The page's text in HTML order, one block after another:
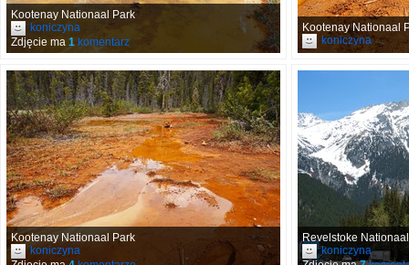
Kootenay Nationaal Park
koniczyna
Zdjęcie ma 1 komentarz
Kootenay Nationaal
koniczyna
Kootenay Nationaal Park
koniczyna
Revelstoke
koniczyna